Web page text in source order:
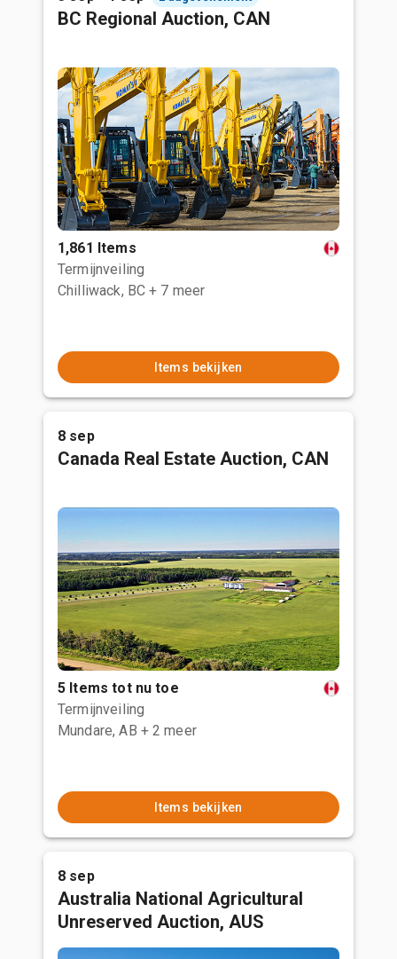
BC Regional Auction, CAN
1,861 Items
Termijnveiling
Chilliwack, BC + 7 meer
Items bekijken
8 sep
Canada Real Estate Auction, CAN
5 Items tot nu toe
Termijnveiling
Mundare, AB + 2 meer
Items bekijken
8 sep
Australia National Agricultural
Unreserved Auction, AUS